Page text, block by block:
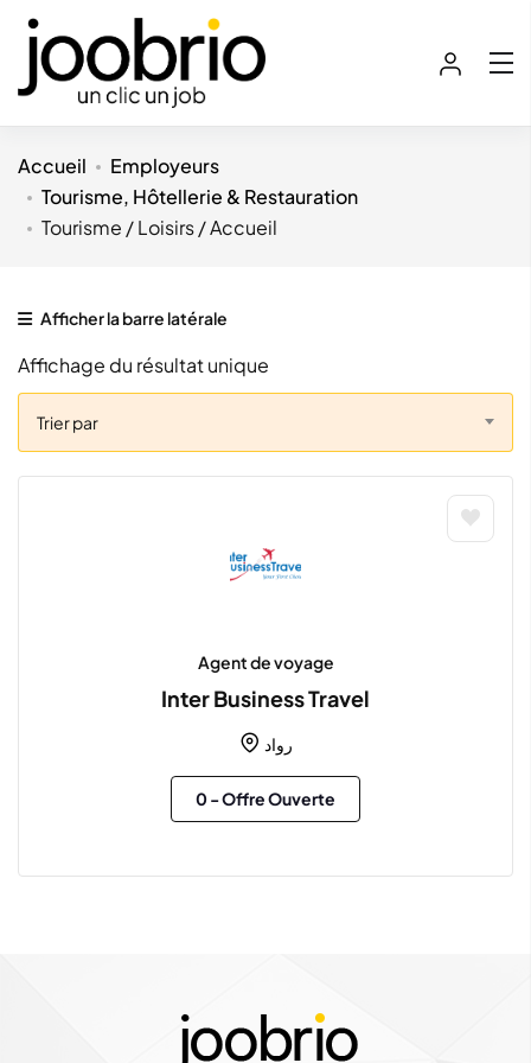
Accueil
Employeurs
Tourisme, Hôtellerie & Restauration
Tourisme / Loisirs / Accueil
Afficher la barre latérale
Affichage du résultat unique
Trier par
Agent de voyage
Inter Business Travel
رواد
0- Offre Ouverte